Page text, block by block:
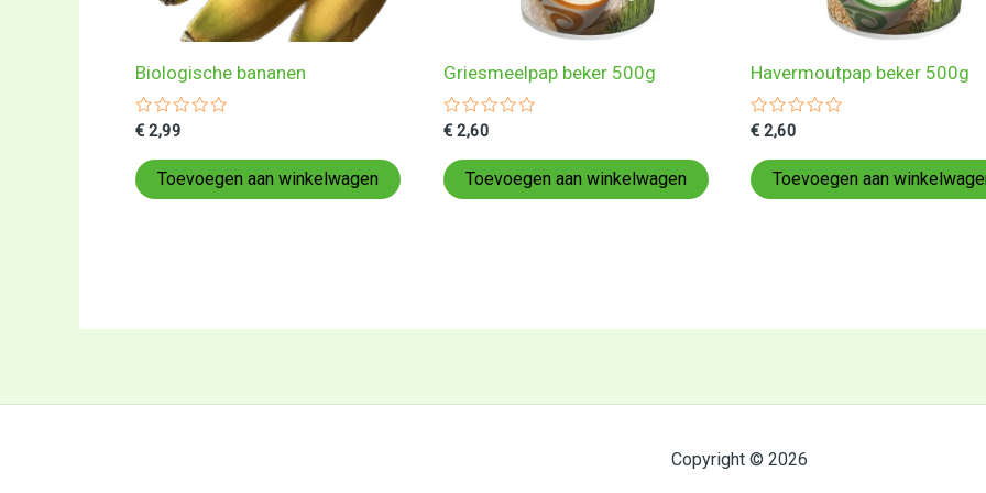
Biologische bananen
Gewaardeerd
uit
5
€ 2,99
Toevoegen aan winkelwagen
Griesmeelpap beker 500g
Gewaardeerd
uit
5
€2,60
Toevoegen aan winkelwagen
Havermoutpap beker 500g
Gewaardeerd
uit
5
€ 2,60
Toevoegen aan
Copyright © 2026